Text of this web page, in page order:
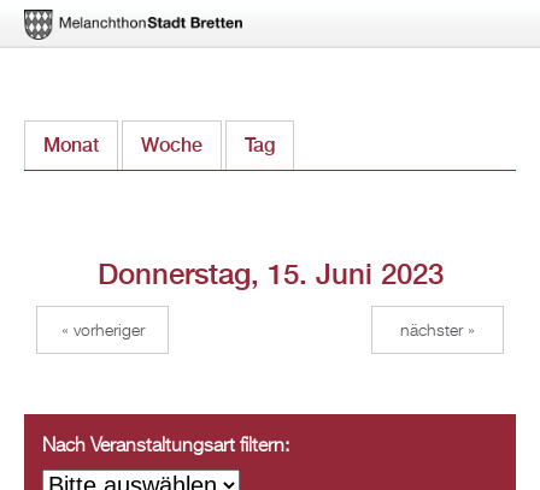
zum
Monat Woche Tag
Donnerstag, 15. Juni 2023
« vorheriger nächster »
Nach Veranstaltungsart filtern: